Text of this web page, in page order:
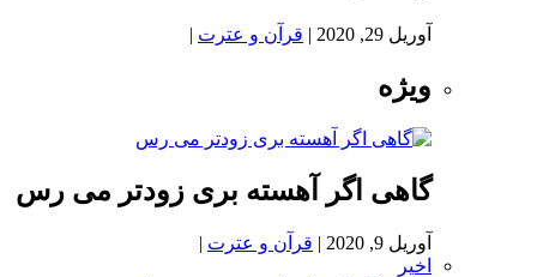
آوریل 29, 2020 | قرآن و عترت |
ویژه
گاهی اگر آهسته بری زودتر می رس
آوریل 9, 2020 | قرآن و عترت |
اخیر